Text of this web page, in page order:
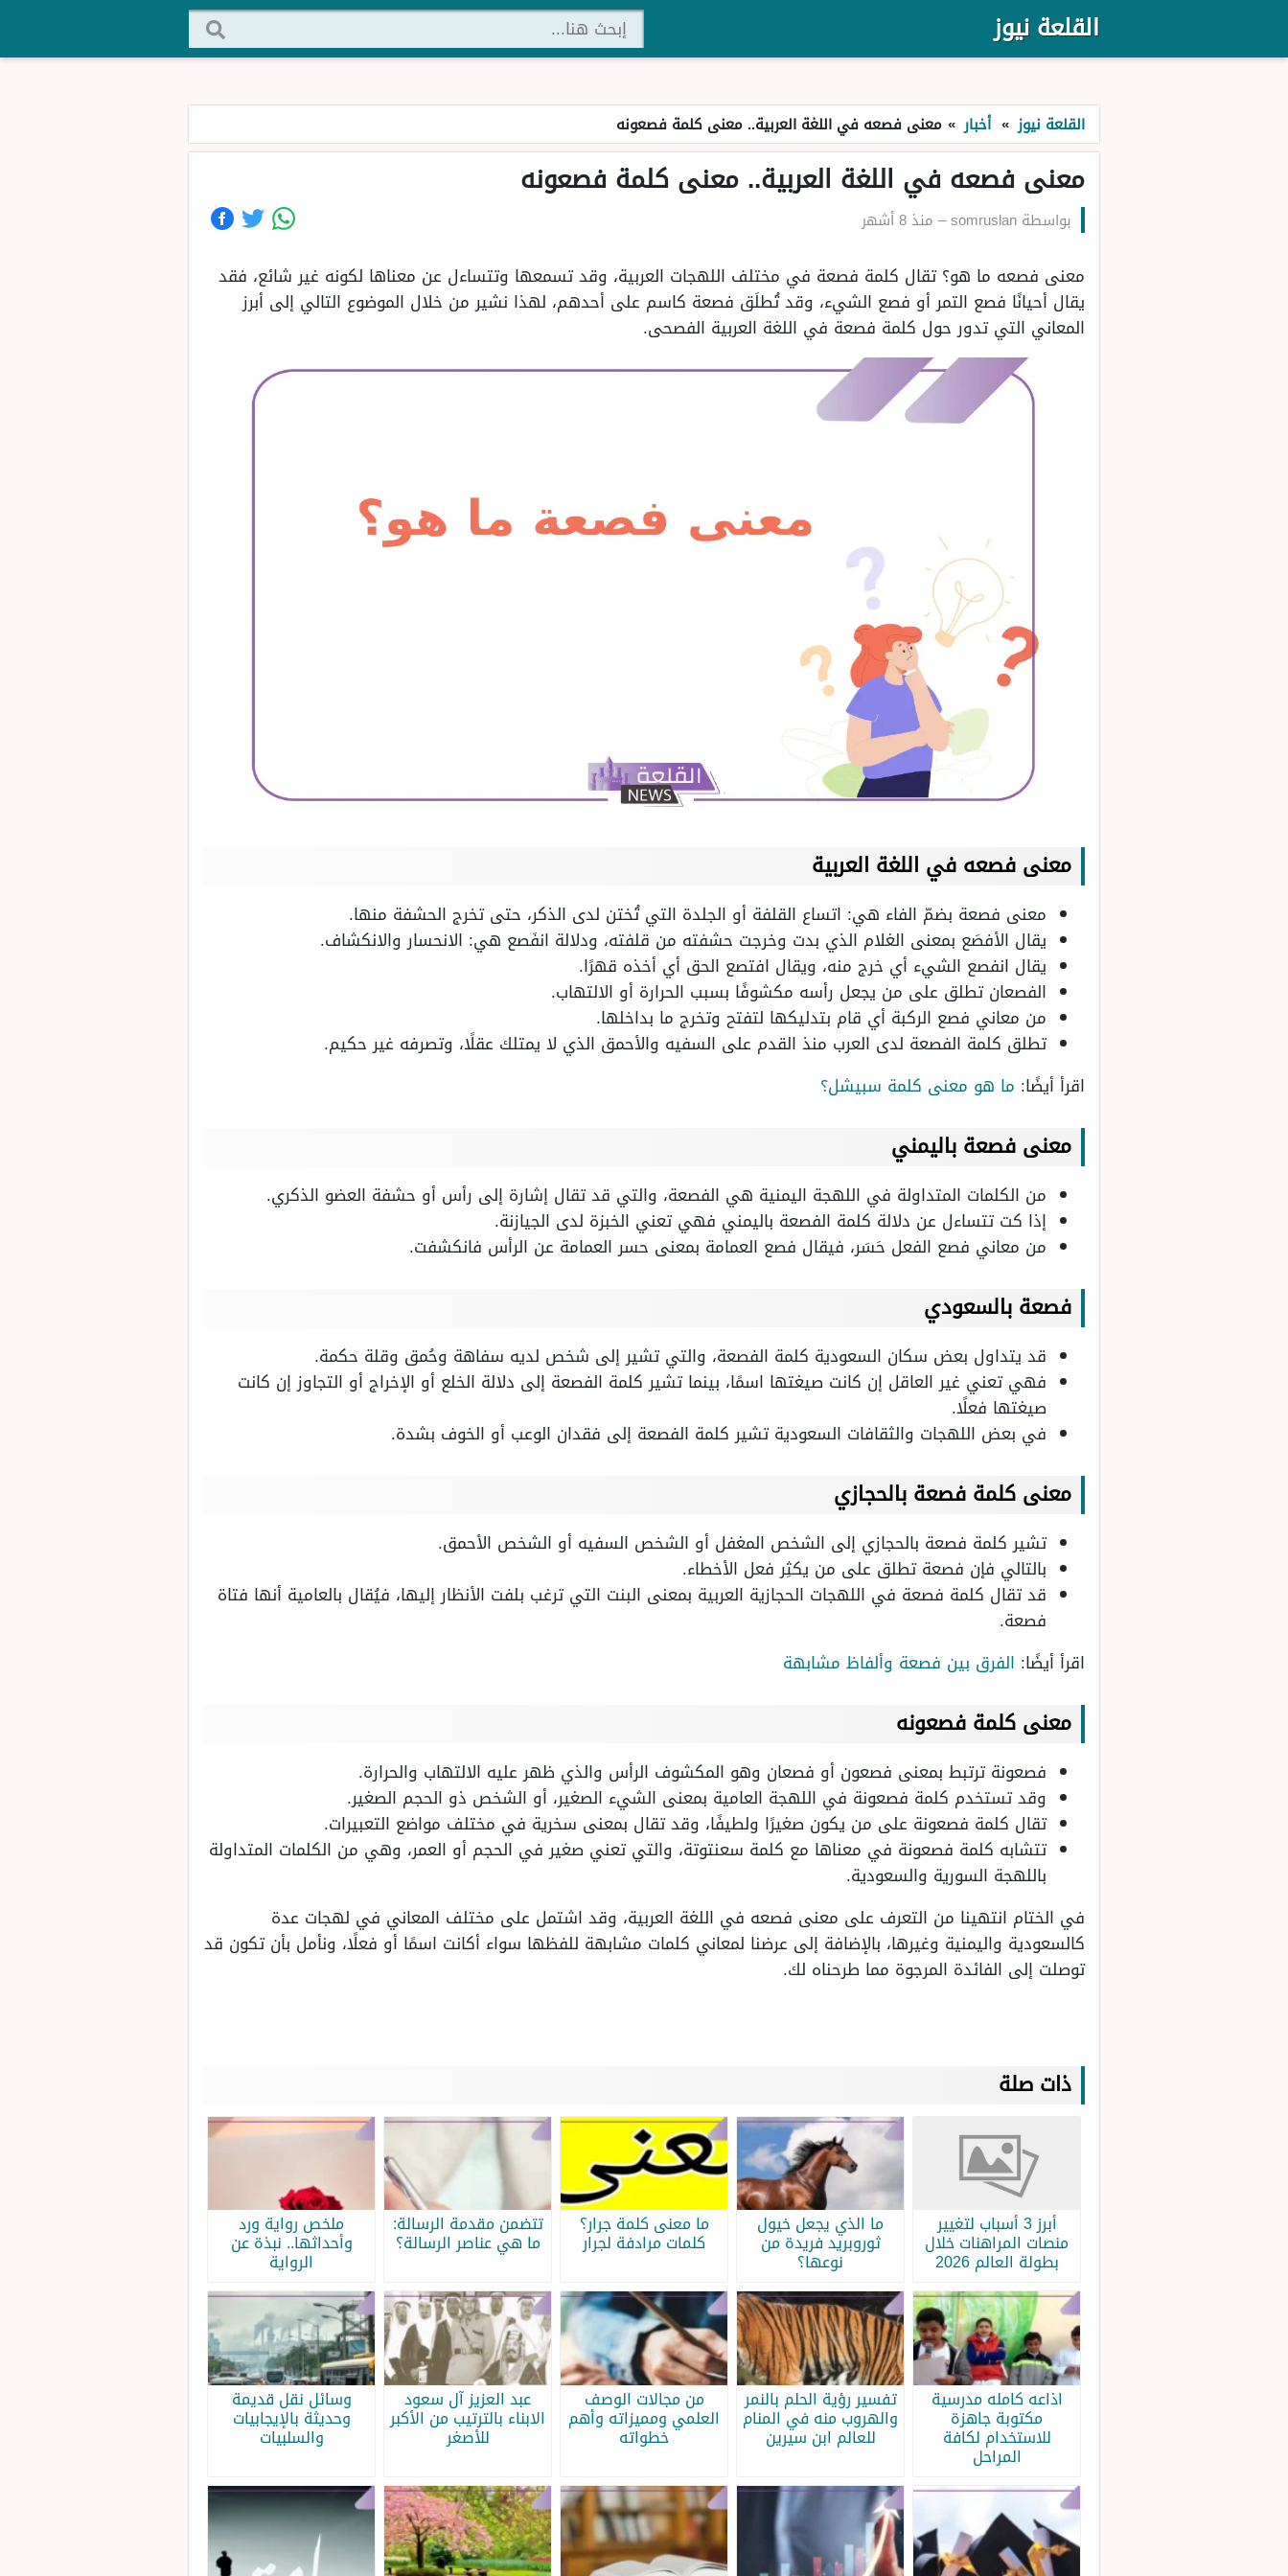
القلعة نيوز
القلعة نيوز » أخبار » معنى فصعه في اللغة العربية.. معنى كلمة فصعونه
معنى فصعه في اللغة العربية.. معنى كلمة فصعونه
بواسطة somruslan
– منذ 8 أشهر
معنى فصعه ما هو؟ تقال كلمة فصعة في مختلف اللهجات العربية، وقد تسمعها وتتساءل عن معناها لكونه غير شائع، فقد
يقال أحيانًا فصع التمر أو فصع الشيء، وقد تُطلَق فصعة كاسم على أحدهم، لهذا نشير من خلال الموضوع التالي إلى أبرز
المعاني التي تدور حول كلمة فصعة في اللغة العربية الفصحى.
معنى فصعه في اللغة العربية
معنى فصعة بضمّ الفاء هي: اتساع القلفة أو الجلدة التي تُختن لدى الذكر، حتى تخرج الحشفة منها.
يقال الأفصَع بمعنى الغلام الذي بدت وخرجت حشفته من قلفته، ودلالة انفَصع هي: الانحسار والانكشاف.
يقال انفصع الشيء أي خرج منه، ويقال افتصع الحق أي أخذه قهرًا.
الفصعان تطلق على من يجعل رأسه مكشوفًا بسبب الحرارة أو الالتهاب.
من معاني فصع الركبة أي قام بتدليكها لتفتح وتخرج ما بداخلها.
تطلق كلمة الفصعة لدى العرب منذ القدم على السفيه والأحمق الذي لا يمتلك عقلًا، وتصرفه غير حكيم.
اقرأ أيضًا: ما هو معنى كلمة سبيشل؟
معنى فصعة باليمني
من الكلمات المتداولة في اللهجة اليمنية هي الفصعة، والتي قد تقال إشارة إلى رأس أو حشفة العضو الذكري.
إذا كت تتساءل عن دلالة كلمة الفصعة باليمني فهي تعني الخبزة لدى الجيازنة.
من معاني فصع الفعل حَسَر، فيقال فصع العمامة بمعنى حسر العمامة عن الرأس فانكشفت.
فصعة بالسعودي
قد يتداول بعض سكان السعودية كلمة الفصعة، والتي تشير إلى شخص لديه سفاهة وحُمق وقلة حكمة.
فهي تعني غير العاقل إن كانت صيغتها اسمًا، بينما تشير كلمة الفصعة إلى دلالة الخلع أو الإخراج أو التجاوز إن كانت
صيغتها فعلًا.
في بعض اللهجات والثقافات السعودية تشير كلمة الفصعة إلى فقدان الوعب أو الخوف بشدة.
معنى كلمة فصعة بالحجازي
تشير كلمة فصعة بالحجازي إلى الشخص المغفل أو الشخص السفيه أو الشخص الأحمق.
بالتالي فإن فصعة تطلق على من يكثِر فعل الأخطاء.
قد تقال كلمة فصعة في اللهجات الحجازية العربية بمعنى البنت التي ترغب بلفت الأنظار إليها، فيُقال بالعامية أنها فتاة
فصعة.
اقرأ أيضًا: الفرق بين فصعة وألفاظ مشابهة
معنى كلمة فصعونه
فصعونة ترتبط بمعنى فصعون أو فصعان وهو المكشوف الرأس والذي ظهر عليه الالتهاب والحرارة.
وقد تستخدم كلمة فصعونة في اللهجة العامية بمعنى الشيء الصغير، أو الشخص ذو الحجم الصغير.
تقال كلمة فصعونة على من يكون صغيرًا ولطيفًا، وقد تقال بمعنى سخرية في مختلف مواضع التعبيرات.
تتشابه كلمة فصعونة في معناها مع كلمة سعنتوتة، والتي تعني صغير في الحجم أو العمر، وهي من الكلمات المتداولة
باللهجة السورية والسعودية.
في الختام انتهينا من التعرف على معنى فصعه في اللغة العربية، وقد اشتمل على مختلف المعاني في لهجات عدة
كالسعودية واليمنية وغيرها، بالإضافة إلى عرضنا لمعاني كلمات مشابهة للفظها سواء أكانت اسمًا أو فعلًا، ونأمل بأن تكون قد
توصلت إلى الفائدة المرجوة مما طرحناه لك.
ذات صلة
أبرز 3 أسباب لتغيير
منصات المراهنات خلال
بطولة العالم 2026
ما الذي يجعل خيول
ثوروبريد فريدة من
نوعها؟
ما معنى كلمة جرار؟
كلمات مرادفة لجرار
تتضمن مقدمة الرسالة:
ما هي عناصر الرسالة؟
ملخص رواية ورد
وأحداثها.. نبذة عن
الرواية
اذاعه كامله مدرسية
مكتوبة جاهزة
للاستخدام لكافة
المراحل
تفسير رؤية الحلم بالنمر
والهروب منه في المنام
للعالم ابن سيرين
من مجالات الوصف
العلمي ومميزاته وأهم
خطواته
عبد العزيز آل سعود
الابناء بالترتيب من الأكبر
للأصغر
وسائل نقل قديمة
وحديثة بالإيجابيات
والسلبيات